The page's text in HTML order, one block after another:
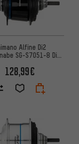
Alfine Di2
SG-S7051-8 Disc
128,99€